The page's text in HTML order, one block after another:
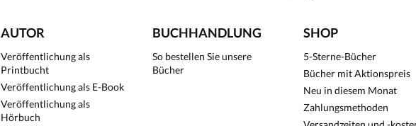
AUTOR
Veröffentlichung als
Printbucht
Veröffentlichung als E-Book
Veröffentlichung als
Hörbuch
BUCHHANDLUNG
So bestellen Sie unsere
Bücher
SHOP
5-Sterne-Bücher
Bücher mit Aktionspreis
Neu in diesem Monat
Zahlungsmethoden